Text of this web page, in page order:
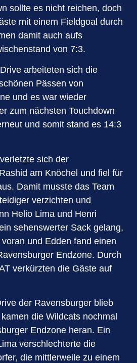
sollte es nicht reichen, doch
mit einem Fieldgoal durch
damit auch aufs
von 7:3.
arbeiteten sich die
Pässen von
und es war wieder
zum nächsten Touchdown
und somit stand es 14:3
sich der
am Knöchel und fiel für
Damit musste das Team
verzichten und
Helio Lima und Henri
sehenswerter Sack gelang,
und Edden fand einen
Endzone. Durch
verkürzten die Gäste auf
der Ravensburger blieb
die Wildcats nochmal
Endzone heran. Ein
verschlechterte die
die mittlerweile zu einem